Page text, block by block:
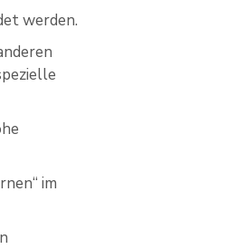
werden.
im